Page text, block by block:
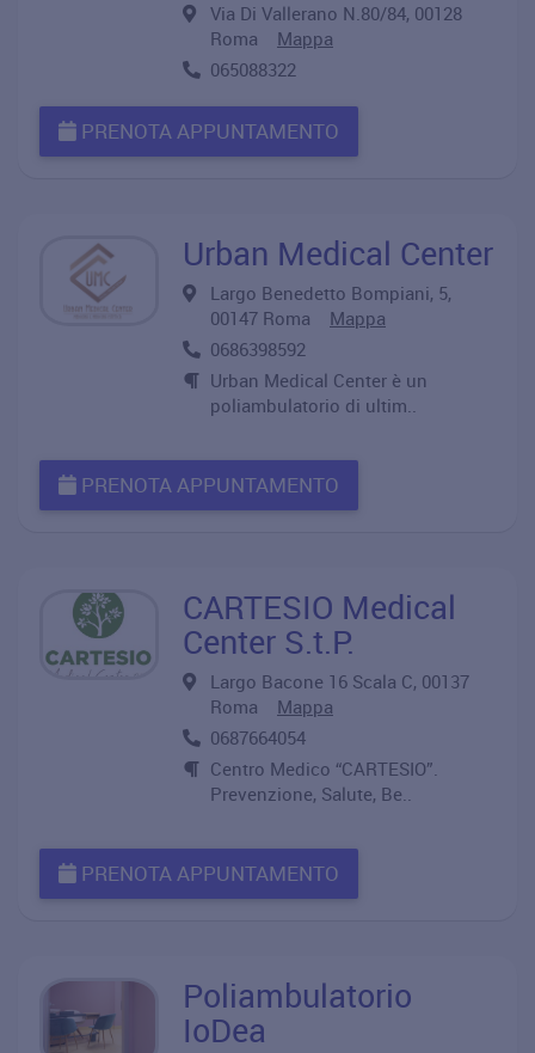
Via Di Vallerano N.80/84, 00128
Roma Mappa
065088322
PRENOTA APPUNTAMENTO
Urban Medical Center
Largo Benedetto Bompiani, 5,
00147 Roma Mappa
0686398592
Urban Medical Center è un
poliambulatorio di ultim..
PRENOTA APPUNTAMENTO
CARTESIO Medical
Center S.t.P.
Largo Bacone 16 Scala C, 00137
Roma Mappa
0687664054
Centro Medico “CARTESIO”.
Prevenzione, Salute, Be..
PRENOTA APPUNTAMENTO
Poliambulatorio
IoDea